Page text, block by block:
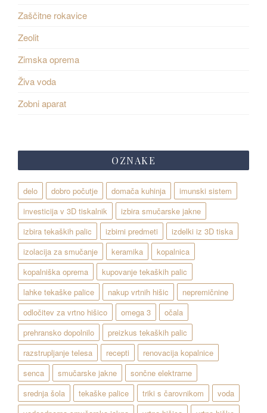
Zaščitne rokavice
Zeolit
Zimska oprema
Živa voda
Zobni aparat
OZNAKE
delo dobro počutje domača kuhinja
imunski sistem
investicija v 3D tiskalnik
izbira smučarske jakne
izbira tekaških palic
izbirni predmeti
izdelki iz 3D tiska
izolacija za smučanje
keramika
kopalnica
kopalniška oprema
kupovanje tekaških palic
lahke tekaške palice
nakup vrtnih hišic
nepremičnine
odločitev za vrtno hišico
omega 3
očala
prehransko dopolnilo
preizkus tekaških palic
razstrupljanje telesa
recepti
renovacija kopalnice
senca
smučarske jakne
sončne elektrarne
srednja šola
tekaške palice triki s čarovnikom
voda